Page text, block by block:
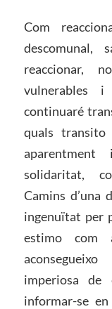
Com
descomunal,
reaccionar,
vulnerables
continuaré
quals
aparentment
solidaritat,
Camins d’una
ingenuïtat per
estimo
imperiosa de
informar-se